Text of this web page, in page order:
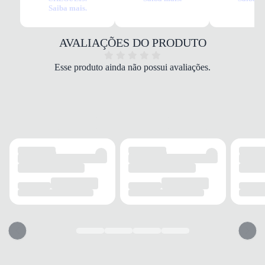
Feminina Café
PU (Poliuretano)
DETALHES
Zíper
Bolso Interno
Sim
Sim
MODELO
Saiba mais.
AVALIAÇÕES DO PRODUTO
Esse produto ainda não possui avaliações.